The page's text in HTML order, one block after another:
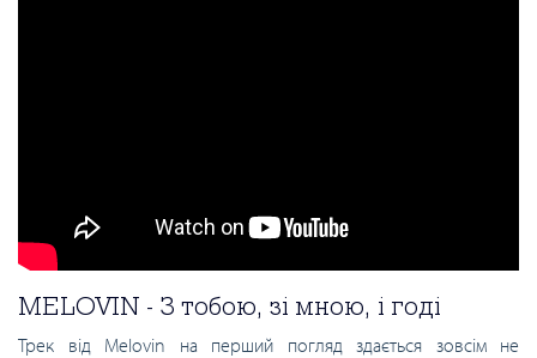
MELOVIN - З тобою, зі мною, і годі
Трек від Melovin на перший погляд здається зовсім не